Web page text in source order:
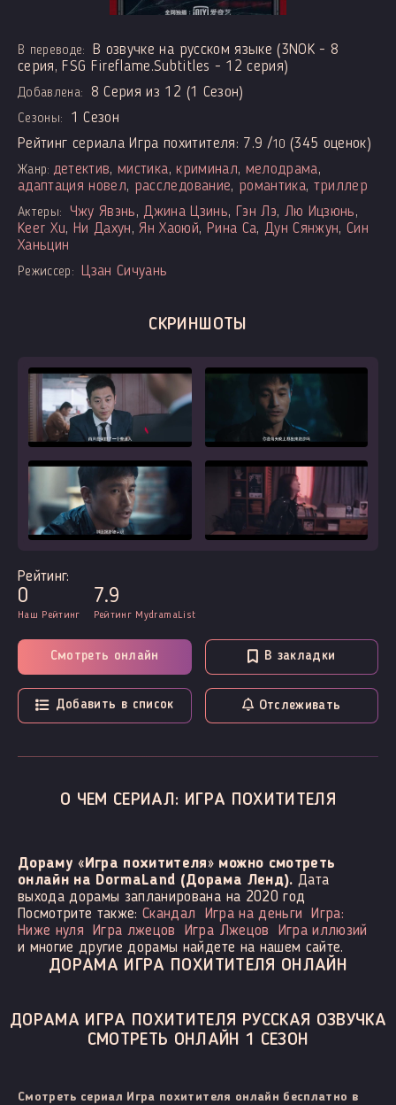
В переводе:
В озвучке на русском языке (3NOK - 8
серия, FSG Fireflame.Subtitles - 12 серия)
Добавлена: 8 Серия из 12 (1 Сезон)
Сезоны:
1 Сезон
Рейтинг сериала Игра похитителя: 7.9 /10 (345 оценок)
Жанр: детектив,мистика,криминал, мелодрама,
адаптация новел, расследование, романтика, триллер
Актеры: Чжу Явэнь, Джина Цзинь, Гэн Лэ, Лю Ицзюнь,
Keer Xu, Ни Дахун,Ян Хаоюй, Рина Са, Дун Сянжун, Син
Ханьцин
Режиссер: Цзан Сичуань
СКРИНШОТЫ
Рейтинг:
0
Наш Рейтинг
7.9
Рейтинг MydramaList
Смотреть онлайн В закладки
Добавить в список Отслеживать
О ЧЕМ СЕРИАЛ: ИГРА ПОХИТИТЕЛЯ
Дораму «Игра похитителя» можно смотреть
онлайн на DormaLand (Дорама Ленд). Дата
выхода дорамы запланирована на 2020 год
Посмотрите также:Скандал Игра на деньги
Игра:
Ниже нуля
Игра лжецов Игра Лжецов
Игра иллюзий
и многие другие дорамы найдете на нашем сайте.
ДОРАМА ИГРА ПОХИТИТЕЛЯ ОНЛАЙН
ДОРАМА ИГРА ПОХИТИТЕЛЯ РУССКАЯ ОЗВУЧКА
СМОТРЕТЬ ОНЛАЙН 1 СЕЗОН
Смотреть сериал Игра похитителя онлайн бесплатно в